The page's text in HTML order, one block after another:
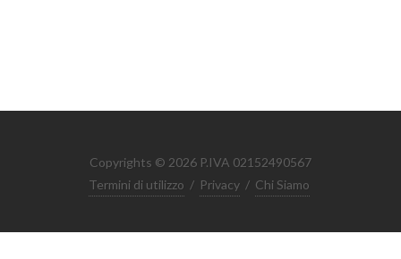
Copyrights © 2026 P.IVA 02152490567
Termini di utilizzo / Privacy / Chi Siamo